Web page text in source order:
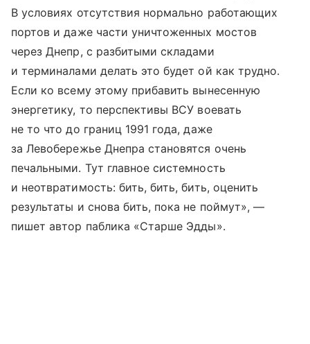
В условиях отсутствия нормально работающих
портов и даже части уничтоженных мостов
через Днепр, с разбитыми складами
и терминалами делать это будет ой как трудно.
Если ко всему этому прибавить вынесенную
энергетику, то перспективы ВСУ воевать
не то что до границ 1991 года, даже
за Левобережье Днепра становятся очень
печальными. Тут главное системность
и неотвратимость: бить, бить, бить, оценить
результаты и снова бить, пока не поймут», —
пишет автор паблика «Старше Эдды».